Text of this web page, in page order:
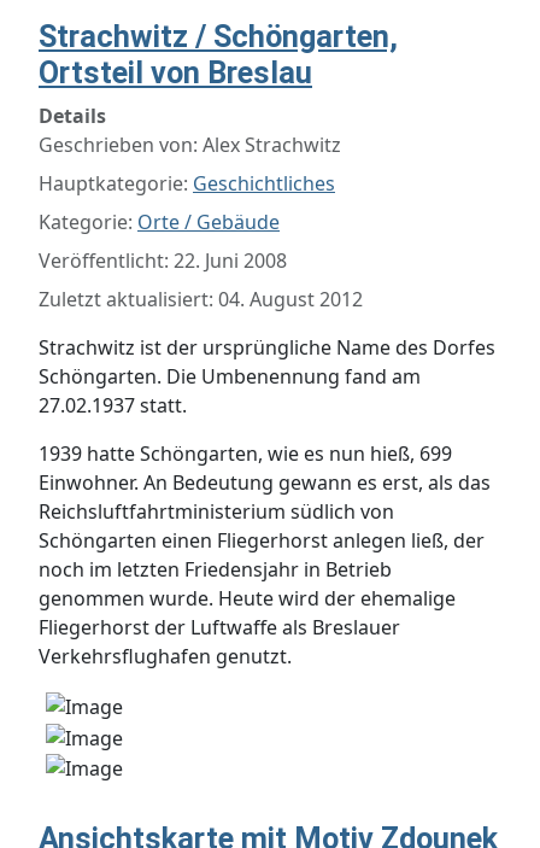
Strachwitz / Schöngarten,
Ortsteil von Breslau
Details
Geschrieben von: Alex Strachwitz
Hauptkategorie: Geschichtliches
Kategorie: Orte / Gebäude
Veröffentlicht: 22. Juni 2008
Zuletzt aktualisiert: 04. August 2012
Strachwitz ist der ursprüngliche Name des Dorfes
Schöngarten. Die Umbenennung fand am
27.02.1937 statt.
1939 hatte Schöngarten, wie es nun hieß, 699
Einwohner. An Bedeutung gewann es erst, als das
Reichsluftfahrtministerium südlich von
Schöngarten einen Fliegerhorst anlegen ließ, der
noch im letzten Friedensjahr in Betrieb
genommen wurde. Heute wird der ehemalige
Fliegerhorst der Luftwaffe als Breslauer
Verkehrsflughafen genutzt.
Ansichtskarte mit Motiv Zdounek